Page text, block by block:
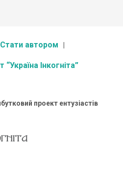
Стати автором
Інкогніта”
проект ентузіастів